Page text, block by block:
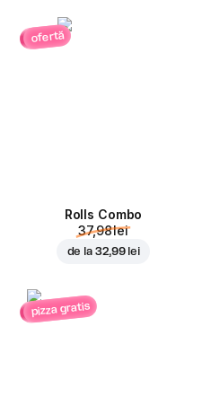
ofertă
Rolls Combo
37,98 lei
de la 32,99 lei
pizza gratis